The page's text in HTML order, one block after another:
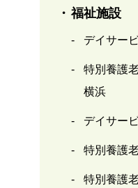
福祉施設
デイサー
特別養護
横浜
デイサー
特別養護
特別養護